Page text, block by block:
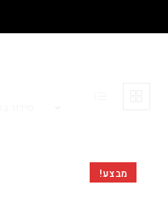
מבצע!